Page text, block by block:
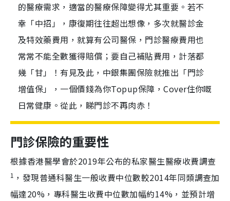
的醫療需求，適當的醫療保障變得尤其重要。若不
幸「中招」，康復期往往超出想像，多次就醫診金
及特效藥費用，就算有公司醫保，門診醫療費用也
常常不能全數獲得賠償；要自己補貼費用，計落都
幾「甘」！有見及此，中銀集團保險就推出「門診
增值保」，一個價錢為你Topup保障，Cover住你嘅
日常健康。從此，睇門診不再肉赤！
門診保險的重要性
根據香港醫學會於2019年公布的私家醫生醫療收費調查
1 ，發現普通科醫生一般收費中位數較2014年同類調查加
幅達20%，專科醫生收費中位數加幅約14%，並預計增